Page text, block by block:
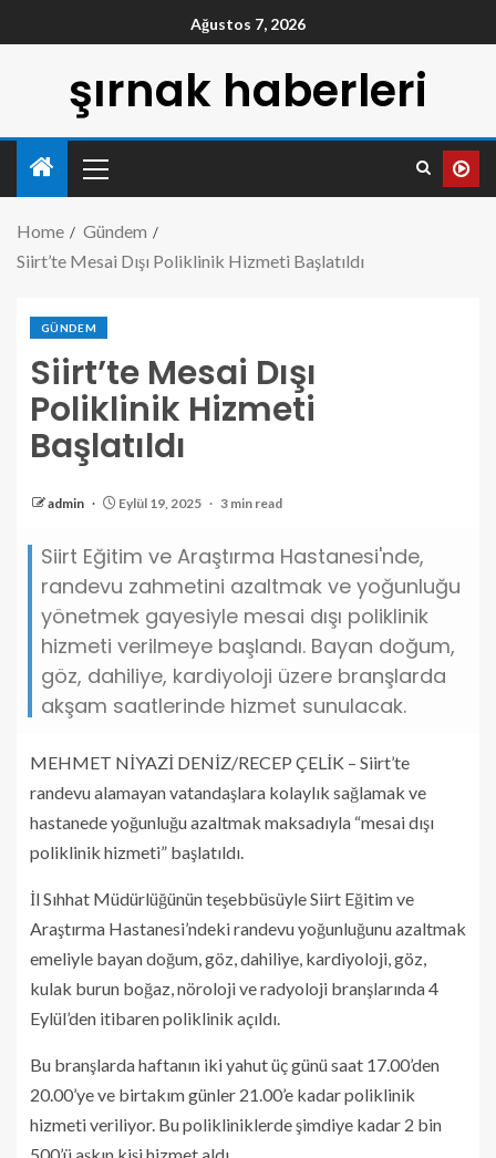
Ağustos 7, 2026
şırnak haberleri
Home
Gündem
Siirt’te Mesai Dışı Poliklinik Hizmeti Başlatıldı
GÜNDEM
Siirt’te Mesai Dışı
Poliklinik Hizmeti
Başlatıldı
admin Eylül 19, 2025 3 min read
Siirt Eğitim ve Araştırma Hastanesi'nde,
randevu zahmetini azaltmak ve yoğunluğu
yönetmek gayesiyle mesai dışı poliklinik
hizmeti verilmeye başlandı. Bayan doğum,
göz, dahiliye, kardiyoloji üzere branşlarda
akşam saatlerinde hizmet sunulacak.
MEHMET NİYAZİ DENİZ/RECEP ÇELİK – Siirt’te
randevu alamayan vatandaşlara kolaylık sağlamak ve
hastanede yoğunluğu azaltmak maksadıyla “mesai dışı
poliklinik hizmeti” başlatıldı.
İl Sıhhat Müdürlüğünün teşebbüsüyle Siirt Eğitim ve
Araştırma Hastanesi’ndeki randevu yoğunluğunu azaltmak
emeliyle bayan doğum, göz, dahiliye, kardiyoloji, göz,
kulak burun boğaz, nöroloji ve radyoloji branşlarında 4
Eylül’den itibaren poliklinik açıldı.
Bu branşlarda haftanın iki yahut üç günü saat 17.00’den
20.00’ye ve birtakım günler 21.00’e kadar poliklinik
hizmeti veriliyor. Bu polikliniklerde şimdiye kadar 2 bin